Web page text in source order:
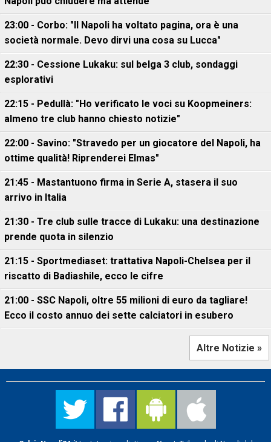
23:00 - Corbo: "Il Napoli ha voltato pagina, ora è una
società normale. Devo dirvi una cosa su Lucca"
22:30 - Cessione Lukaku: sul belga 3 club, sondaggi
esplorativi
22:15 - Pedullà: "Ho verificato le voci su Koopmeiners:
almeno tre club hanno chiesto notizie"
22:00 - Savino: "Stravedo per un giocatore del Napoli, ha
ottime qualità! Riprenderei Elmas"
21:45 - Mastantuono firma in Serie A, stasera il suo
arrivo in Italia
21:30 - Tre club sulle tracce di Lukaku: una destinazione
prende quota in silenzio
21:15 - Sportmediaset: trattativa Napoli-Chelsea per il
riscatto di Badiashile, ecco le cifre
21:00 - SSC Napoli, oltre 55 milioni di euro da tagliare!
Ecco il costo annuo dei sette calciatori in esubero
Altre Notizie »